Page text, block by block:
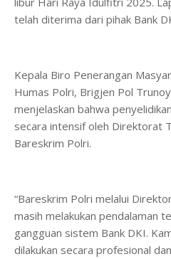
telah diterima dari pihak Bank
Kepala Biro Penerangan
Humas Polri, Brigjen Pol
menjelaskan bahwa
secara intensif oleh Direktorat
Bareskrim Polri.
“Bareskrim Polri melalui
masih melakukan pendalaman
gangguan sistem Bank DKI.
dilakukan secara profesional